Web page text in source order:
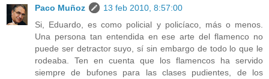
Paco Muñoz
13 feb 2010, 8:57:00
Si, Eduardo, es como policial y policíaco, más o menos.
Una persona tan entendida en ese arte del flamenco no
puede ser detractor suyo, sí sin embargo de todo lo que le
rodeaba. Ten en cuenta que los flamencos ha servido
siempre de bufones para las clases pudientes, de los